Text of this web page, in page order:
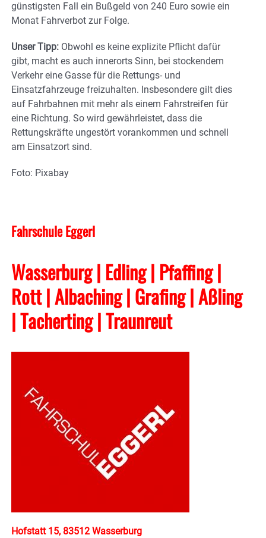
günstigsten Fall ein Bußgeld von 240 Euro sowie ein
Monat Fahrverbot zur Folge.
Unser Tipp: Obwohl es keine explizite Pflicht dafür
gibt, macht es auch innerorts Sinn, bei stockendem
Verkehr eine Gasse für die Rettungs- und
Einsatzfahrzeuge freizuhalten. Insbesondere gilt dies
auf Fahrbahnen mit mehr als einem Fahrstreifen für
eine Richtung. So wird gewährleistet, dass die
Rettungskräfte ungestört vorankommen und schnell
am Einsatzort sind.
Foto: Pixabay
Fahrschule Eggerl
Wasserburg | Edling | Pfaffing |
Rott | Albaching| Grafing| Aßling
| Tacherting| Traunreut
Hofstatt 15, 83512 Wasserburg